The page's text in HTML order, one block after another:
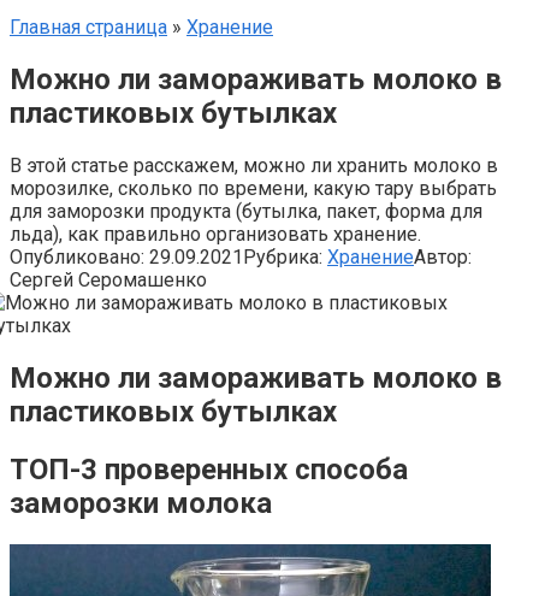
Главная страница » Хранение
Можно ли замораживать молоко в
пластиковых бутылках
В этой статье расскажем, можно ли хранить молоко в
морозилке, сколько по времени, какую тару выбрать
для заморозки продукта (бутылка, пакет, форма для
льда), как правильно организовать хранение.
Опубликовано: 29.09.2021Рубрика: ХранениеАвтор:
Сергей Серомашенко
Можно ли замораживать молоко в
пластиковых бутылках
ТОП-3 проверенных способа
заморозки молока